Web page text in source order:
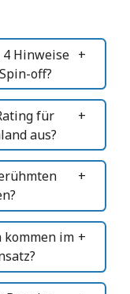
4 Hinweise
off?
für
aus?
kommen im